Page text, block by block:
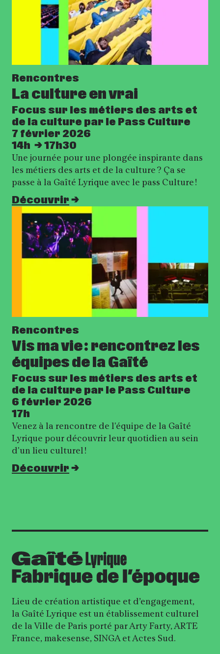
La culture en vrai
Focus sur les métiers des arts et
de la culture par le Pass Culture
7 février 2026
14h
17h30
Une journée pour une plongée inspirante dans
les métiers des arts et de la culture ? Ça se
passe à la Gaîté Lyrique avec le pass Culture !
Rencontres
Découvrir
Vis ma vie : rencontrez les
équipes de la Gaîté
Focus sur les métiers des arts et
de la culture par le Pass Culture
6 février 2026
17h
Venez à la rencontre de l'équipe de la Gaîté
Lyrique pour découvrir leur quotidien au sein
d'un lieu culturel !
Rencontres
Découvrir
Lieu de création artistique et d’engagement,
la Gaîté Lyrique est un établissement culturel
de la Ville de Paris porté par Arty Farty, ARTE
France, makesense, SINGA et Actes Sud.